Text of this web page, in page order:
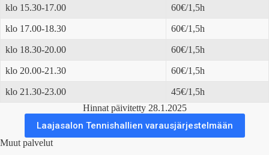
klo 15.30-17.00 60€/1,5h
klo 17.00-18.30 60€/1,5h
klo 18.30-20.00 60€/1,5h
klo 20.00-21.30 60€/1,5h
klo 21.30-23.00
45€/1,5h
Hinnat päivitetty 28.1.2025
Laajasalon Tennishallien varausjärjestelmään
Muut palvelut